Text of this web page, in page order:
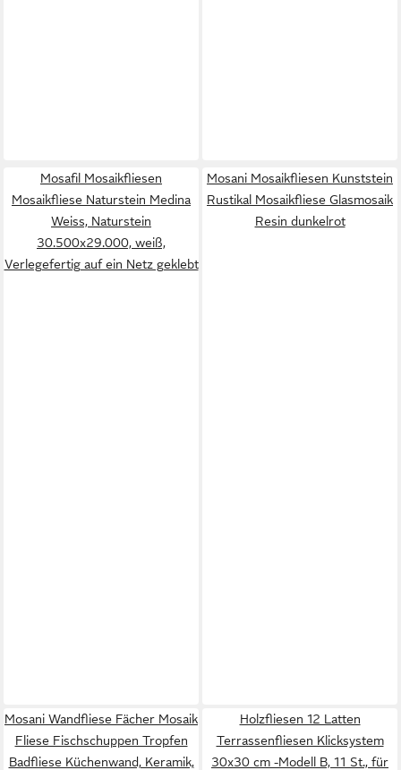
Mosafil Mosaikfliesen
Mosaikfliese Naturstein Medina
Weiss, Naturstein
30.500x29.000, weiß,
Verlegefertig auf ein Netz geklebt
Mosani Mosaikfliesen Kunststein
Rustikal Mosaikfliese Glasmosaik
Resin dunkelrot
Mosani Wandfliese Fächer Mosaik
Fliese Fischschuppen Tropfen
Badfliese Küchenwand, Keramik,
Holzfliesen 12 Latten
Terrassenfliesen Klicksystem
30x30 cm -Modell B, 11 St., für